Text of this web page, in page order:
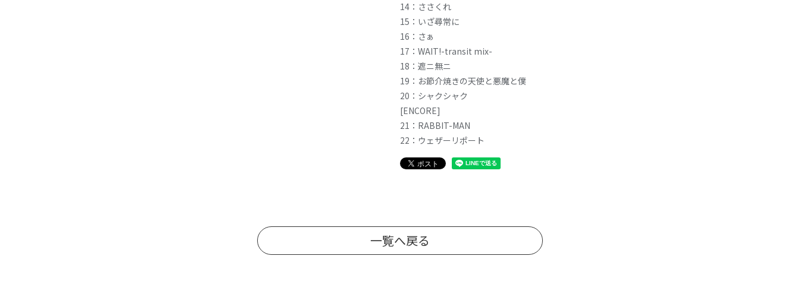
14：ささくれ
15：いざ尋常に
16：さぁ
17：WAIT!-transit mix-
18：遮ニ無ニ
19：お節介焼きの天使と悪魔と僕
20：シャクシャク
[ENCORE]
21：RABBIT-MAN
22：ウェザーリポート
一覧へ戻る